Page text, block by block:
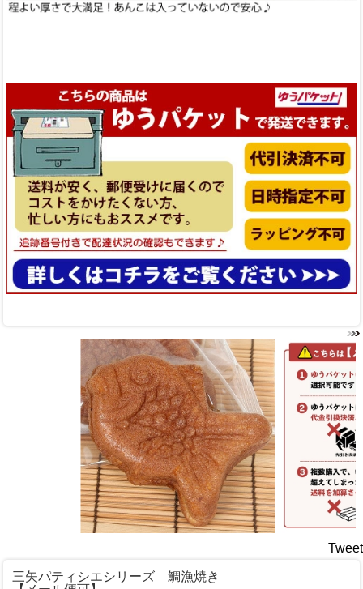
Tweet
三矢パティシエシリーズ 鯛漁焼き